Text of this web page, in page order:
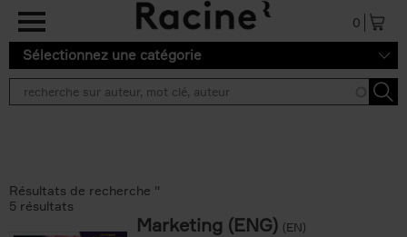
Aller au contenu principal
0
Sélectionnez une catégorie
Résultats de recherche ''
5 résultats
Marketing (ENG) (EN)